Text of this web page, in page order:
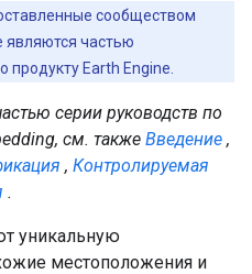
сообществом
являются частью
Earth Engine.
серии руководств по
см. также Введение ,
, Контролируемая
.
уникальную
местоположения и